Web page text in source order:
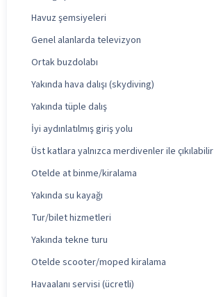
Havuz şemsiyeleri
Genel alanlarda televizyon
Ortak buzdolabı
Yakında hava dalışı (skydiving)
Yakında tüple dalış
İyi aydınlatılmış giriş yolu
Üst katlara yalnızca merdivenler ile çıkılabilir
Otelde at binme/kiralama
Yakında su kayağı
Tur/bilet hizmetleri
Yakında tekne turu
Otelde scooter/moped kiralama
Havaalanı servisi (ücretli)